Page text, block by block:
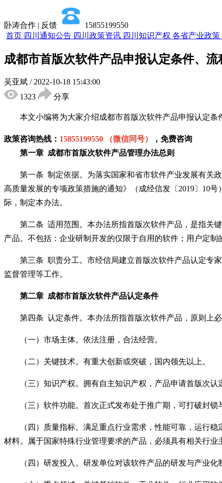
卧涛合作 | 反馈
15855199550
首页 四川通知公告 四川政策资讯 四川知识产权 各省产业政策
成都市首版次软件产品申报认定条件、
吴亚斌 / 2022-10-18 15:43:00
1323
分享
本文小编将为大家介绍成都市首版次软件产品申报认定条
政策咨询热线： 15855199550 （微信同号）
，免费咨询
第一章 成都市首版次软件产品管理办法总则
第一条 制定依据。为落实国家和省市软件产业发展有关
高质量发展的专项政策措施的通知》（成经信发〔2019〕10
际，制定本办法。
第二条 适用范围。本办法所指首版次软件产品，是指关
产品。不包括：企业研制开发的仅限于自用的软件；用户定制
第三条 职责分工。市经信局建立首版次软件产品认定专
监督管理等工作。
第二章 成都市首版次软件产品认定条件
第四条 认定条件。本办法所指首版次软件产品，原则上
（一）市场主体。依法注册，合法经营。
（二）关键技术。有重大创新或突破，国内领先以上。
（三）知识产权。拥有自主知识产权，产品申请首版次认
（三）软件功能。首次正式发布处于推广期，可打破封锁
（四）质量指标。满足重点行业需求，性能可靠，运行稳
材料。属于国家特殊行业管理要求的产品，必须具有相关行
（四）研发投入。研发单位对该软件产品的研发与产业化